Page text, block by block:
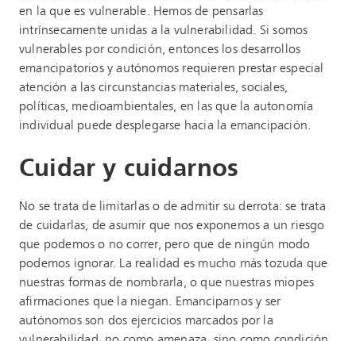
en la que es vulnerable. Hemos de pensarlas
intrínsecamente unidas a la vulnerabilidad. Si somos
vulnerables por condición, entonces los desarrollos
emancipatorios y autónomos requieren prestar especial
atención a las circunstancias materiales, sociales,
políticas, medioambientales, en las que la autonomía
individual puede desplegarse hacia la emancipación.
Cuidar y cuidarnos
No se trata de limitarlas o de admitir su derrota: se trata
de cuidarlas, de asumir que nos exponemos a un riesgo
que podemos o no correr, pero que de ningún modo
podemos ignorar. La realidad es mucho más tozuda que
nuestras formas de nombrarla, o que nuestras miopes
afirmaciones que la niegan. Emanciparnos y ser
autónomos son dos ejercicios marcados por la